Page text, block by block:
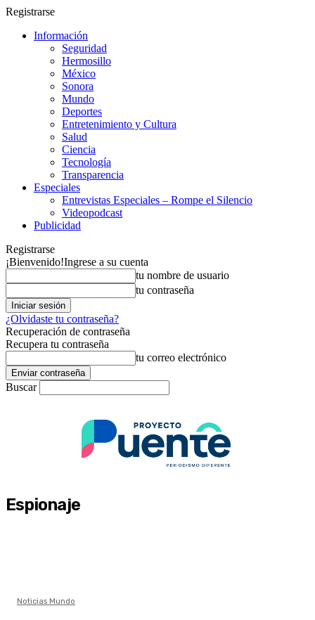
Registrarse
Información
Seguridad
Hermosillo
México
Sonora
Mundo
Deportes
Entretenimiento y Cultura
Salud
Ciencia
Tecnología
Transparencia
Especiales
Entrevistas Especiales – Rompe el Silencio
Videopodcast
Publicidad
Registrarse
¡Bienvenido!Ingrese a su cuenta
tu nombre de usuario
tu contraseña
¿Olvidaste tu contraseña?
Recuperación de contraseña
Recupera tu contraseña
tu correo electrónico
Buscar
Espionaje
Noticias Mundo